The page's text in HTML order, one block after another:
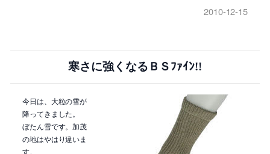
2010-12-15
寒さに強くなるＢＳﾌｧｲﾝ!!
今日は、大粒の雪が
降ってきました。
ぼたん雪です。加茂
の地はやはり違いま
す。